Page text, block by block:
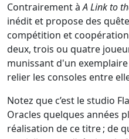
Contrairement àA Link to
inédit et propose des
compétition et
deux, trois ou quatre
munissant d'un
relier les consoles entre
Notez que c’est le studio
Oracles quelques années
réalisation de ce titre ; de